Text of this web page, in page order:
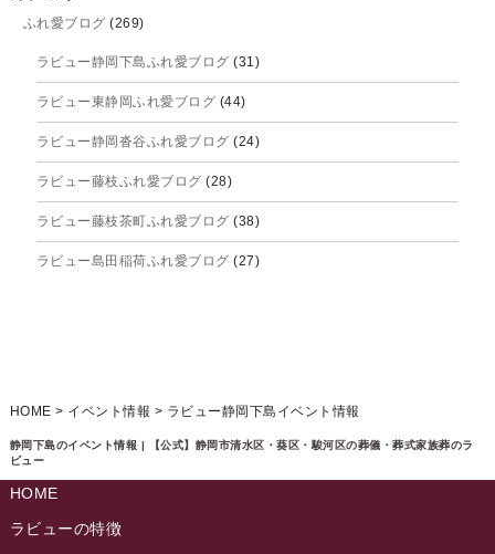
静岡下島のイベント情報 | 【公式】静岡市清水区・葵区・駿河区の葬儀・葬式家族葬のラ
ビュー
2025年9月
2025年8月
2025年7月
2025年6月
2025年5月
2025年4月
2025年3月
2024年11月
2024年10月
2024年9月
ふれ愛ブログ (269)
ラビュー静岡下島ふれ愛ブログ (31)
ラビュー東静岡ふれ愛ブログ (44)
ラビュー静岡沓谷ふれ愛ブログ (24)
ラビュー藤枝ふれ愛ブログ (28)
ラビュー藤枝茶町ふれ愛ブログ (38)
ラビュー島田稲荷ふれ愛ブログ (27)
ラビュー西焼津ふれ愛ブログ (20)
ラビュー島田六合ふれ愛ブログ
ラビュー静岡籠上ふれ愛ブログ
ラビュー金谷ふれ愛ブログ
ラビュー静岡下島イベント情報(92)
ラビュー東静岡イベント情報(90)
ラビュー島田稲荷イベント情報(84)
ラビュー焼津石津イベント情報
HOME > イベント情報 > ラビュー静岡下島イベント情報
HOME
ラビューの特徴